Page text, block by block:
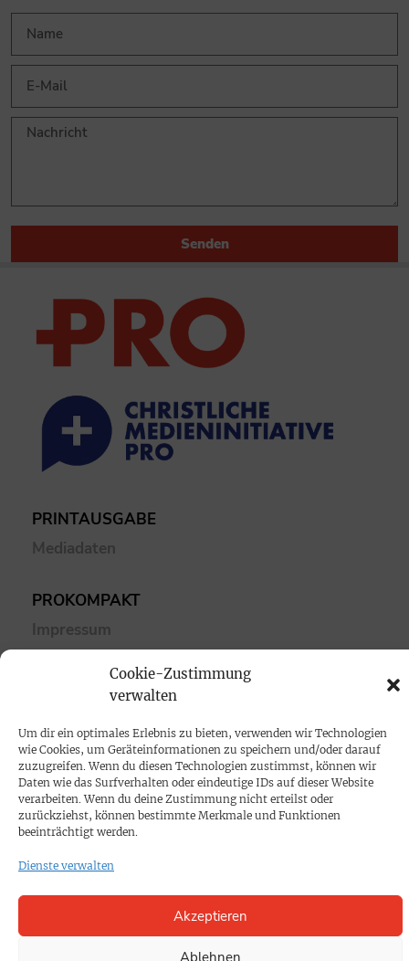
Cookie-Zustimmung
verwalten
Um dir ein optimales Erlebnis zu bieten, verwenden wir Technologien
wie Cookies, um Geräteinformationen zu speichern und/oder darauf
zuzugreifen. Wenn du diesen Technologien zustimmst, können wir
Daten wie das Surfverhalten oder eindeutige IDs auf dieser Website
verarbeiten. Wenn du deine Zustimmung nicht erteilst oder
zurückziehst, können bestimmte Merkmale und Funktionen
beeinträchtigt werden.
Dienste verwalten
Akzeptieren
Ablehnen
Senden
PRINTAUSGABE
Mediadaten
PROKOMPAKT
Impressum
KONTAKT
Cookie-Richtlinie